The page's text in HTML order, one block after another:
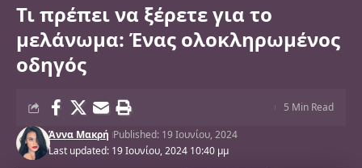
Τι πρέπει να ξέρετε για το
μελάνωμα: Ένας ολοκληρωμένος
οδηγός
Last updated: 19 Ιουνίου, 2024 10:40 μμ
Άννα Μακρή Published: 19 Ιουνίου, 2024
5 Min Read